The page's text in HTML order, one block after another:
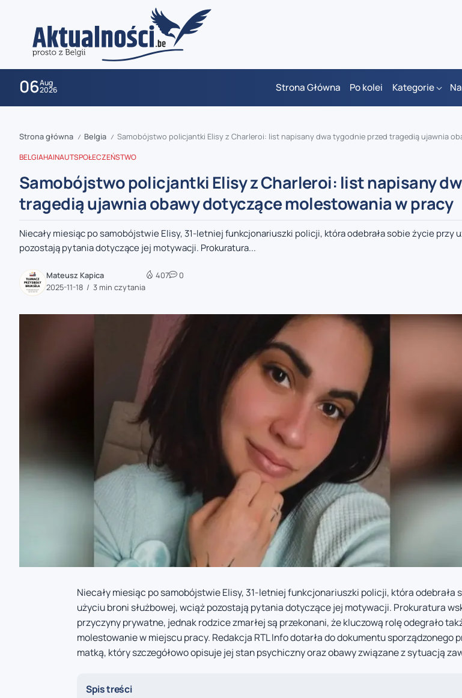
06Aug
2026 Strona Główna Po kolei Kategorie
zaobserwuj nas
zaobserwuj nas
zaobserwuj nas
Strona główna / Belgia / Samobójstwo policjantki Elisy z Charleroi: list napisany dwa tygodnie przed tragedią ujawnia
BELGIAHAINAUTSPOŁECZEŃSTWO
Samobójstwo policjantki Elisy z Charleroi: list napisany
tragedią ujawnia obawy dotyczące molestowania w pracy
Niecały miesiąc po samobójstwie Elisy, 31-letniej funkcjonariuszki policji, która odebrała sobie życie przy
pozostają pytania dotyczące jej motywacji. Prokuratura...
Mateusz Kapica
2025-11-18
3 min czytania
407 0
Niecały miesiąc po samobójstwie Elisy, 31-letniej funkcjonariuszki policji, która odebrała
użyciu broni służbowej, wciąż pozostają pytania dotyczące jej motywacji. Prokuratura
przyczyny prywatne, jednak rodzice zmarłej są przekonani, że kluczową rolę odegrało
molestowanie w miejscu pracy. Redakcja RTL Info dotarła do dokumentu sporządzonego
matką, który szczegółowo opisuje jej stan psychiczny oraz obawy związane z sytuacją
Spis treści